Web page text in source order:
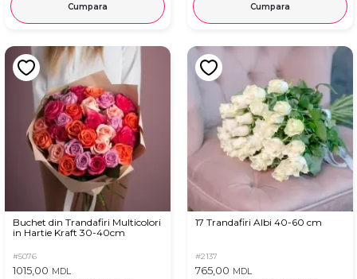
Cumpara Cumpara
Buchet din Trandafiri Multicolori
in Hartie Kraft 30-40cm
#5076
1015,00 MDL
17 Trandafiri Albi 40-60 cm
#2137
765,00 MDL